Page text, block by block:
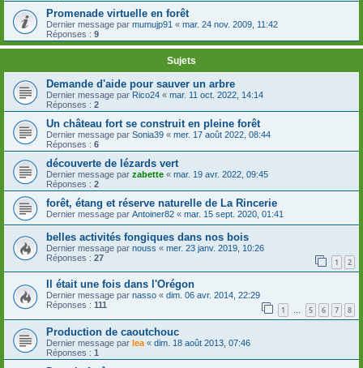
Promenade virtuelle en forêt
Dernier message par mumujp91 « mar. 24 nov. 2009, 11:42
Réponses : 9
Sujets
Demande d'aide pour sauver un arbre
Dernier message par Rico24 « mar. 11 oct. 2022, 14:14
Réponses : 2
Un château fort se construit en pleine forêt
Dernier message par Sonia39 « mer. 17 août 2022, 08:44
Réponses : 6
découverte de lézards vert
Dernier message par zabette « mar. 19 avr. 2022, 09:45
Réponses : 2
forêt, étang et réserve naturelle de La Rincerie
Dernier message par Antoiner82 « mar. 15 sept. 2020, 01:41
belles activités fongiques dans nos bois
Dernier message par nouss « mer. 23 janv. 2019, 10:26
Réponses : 27 1 2
Il était une fois dans l'Orégon
Dernier message par nasso « dim. 06 avr. 2014, 22:29
Réponses : 111 1 … 5 6 7 8
Production de caoutchouc
Dernier message par lea « dim. 18 août 2013, 07:46
Réponses : 1